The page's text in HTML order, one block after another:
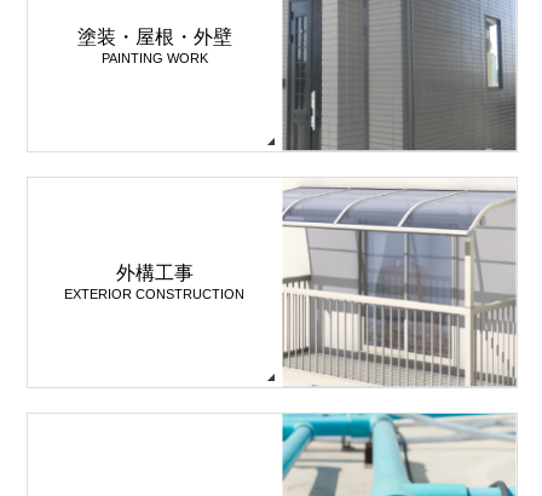
塗装・屋根・外壁
PAINTING WORK
外構工事
EXTERIOR CONSTRUCTION